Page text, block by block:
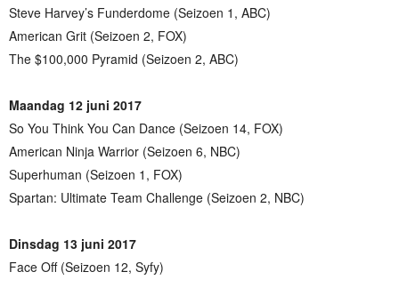
Steve Harvey’s Funderdome (Seizoen 1, ABC)
American Grit (Seizoen 2, FOX)
The $100,000 Pyramid (Seizoen 2, ABC)
Maandag 12 juni 2017
So You Think You Can Dance (Seizoen 14, FOX)
American Ninja Warrior (Seizoen 6, NBC)
Superhuman (Seizoen 1, FOX)
Spartan: Ultimate Team Challenge (Seizoen 2, NBC)
Dinsdag 13 juni 2017
Face Off (Seizoen 12, Syfy)